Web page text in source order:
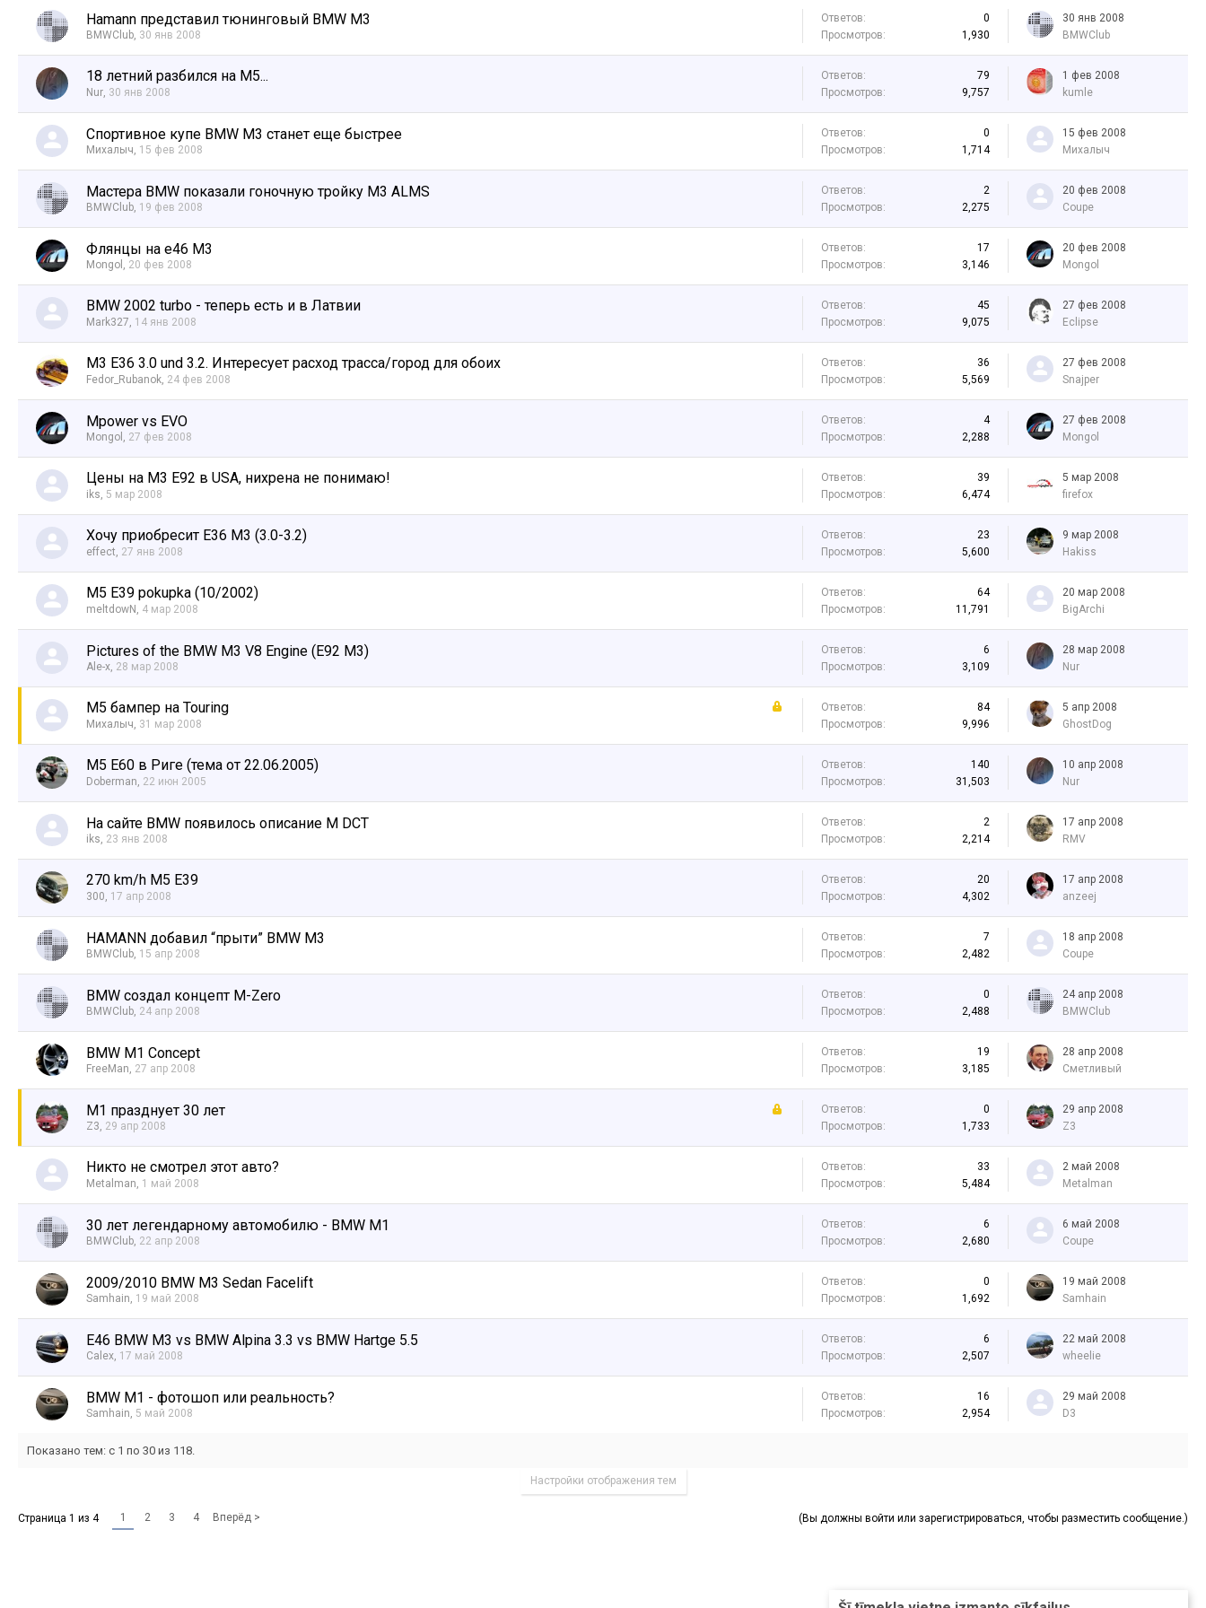
Hamann представил тюнинговый BMW M3
BMWClub, 30 янв 2008
Ответов:
0
Просмотров:
1,930
30 янв 2008
BMWClub
18 летний разбился на М5...
Nur, 30 янв 2008
Ответов:
79
Просмотров:
9,757
1 фев 2008
kumle
Спортивное купе BMW M3 станет еще быстрее
Михалыч, 15 фев 2008
Ответов:
0
Просмотров:
1,714
15 фев 2008
Михалыч
Мастера BMW показали гоночную тройку M3 ALMS
BMWClub, 19 фев 2008
Ответов:
2
Просмотров:
2,275
20 фев 2008
Coupe
Флянцы на е46 М3
Mongol , 20 фев 2008
Ответов:
17
Просмотров:
3,146
20 фев 2008
Mongol
BMW 2002 turbo - теперь есть и в Латвии
Mark327, 14 янв 2008
Ответов:
45
Просмотров:
9,075
27 фев 2008
Eclipse
M3 E36 3.0 und 3.2. Интересует расход трасса/город для обоих
Fedor_Rubanok, 24 фев 2008
Ответов:
36
Просмотров:
5,569
27 фев 2008
Snajper
Mpower vs EVO
Mongol , 27 фев 2008
Ответов:
4
Просмотров:
2,288
27 фев 2008
Mongol
Цены на М3 Е92 в USA, нихрена не понимаю!
iks, 5 мар 2008
Ответов:
39
Просмотров:
6,474
5 мар 2008
firefox
Хочу приобресит Е36 М3 (3.0-3.2)
effect, 27 янв 2008
Ответов:
23
Просмотров:
5,600
9 мар 2008
Hakiss
M5 E39 pokupka (10/2002)
meltdowN , 4 мар 2008
Ответов:
64
Просмотров:
11,791
20 мар 2008
BigArchi
Pictures of the BMW M3 V8 Engine (E92 M3)
Ale-x, 28 мар 2008
Ответов:
6
Просмотров:
3,109
28 мар 2008
Nur
M5 бампер на Touring
Михалыч, 31 мар 2008
Ответов:
84
Просмотров:
9,996
5 апр 2008
GhostDog
M5 E60 в Риге (тема от 22.06.2005)
Doberman, 22 июн 2005
Ответов:
140
Просмотров:
31,503
10 апр 2008
Nur
На сайте BMW появилось описание M DCT
iks, 23 янв 2008
Ответов:
2
Просмотров:
2,214
17 апр 2008
RMV
270 km/h M5 E39
300, 17 апр 2008
Ответов:
20
Просмотров:
4,302
17 апр 2008
anzeej
HAMANN добавил “прыти” BMW M3
BMWClub, 15 апр 2008
Ответов:
7
Просмотров:
2,482
18 апр 2008
Coupe
BMW создал концепт M-Zero
BMWClub, 24 апр 2008
Ответов:
0
Просмотров:
2,488
24 апр 2008
BMWClub
BMW M1 Concept
FreeMan, 27 апр 2008
Ответов:
19
Просмотров:
3,185
28 апр 2008
Сметливый
M1 празднует 30 лет
Z3, 29 апр 2008
Ответов:
0
Просмотров:
1,733
29 апр 2008
Z3
Никто не смотрел этот авто?
Metalman, 1 май 2008
Ответов:
33
Просмотров:
5,484
2 май 2008
Metalman
30 лет легендарному автомобилю - BMW M1
BMWClub, 22 апр 2008
Ответов:
6
Просмотров:
2,680
6 май 2008
Coupe
2009/2010 BMW M3 Sedan Facelift
Samhain, 19 май 2008
Ответов:
0
Просмотров:
1,692
19 май 2008
Samhain
E46 BMW M3 vs BMW Alpina 3.3 vs BMW Hartge 5.5
Calex, 17 май 2008
Ответов:
6
Просмотров:
2,507
22 май 2008
wheelie
BMW M1 - фотошоп или реальность?
Samhain, 5 май 2008
Ответов:
16
Просмотров:
2,954
29 май 2008
D3
Показано тем: с 1 по 30 из 118.
Настройки отображения тем
(Вы должны войти или зарегистрироваться, чтобы разместить сообщение.)
Страница 1 из 4 1 2 3 4 Вперёд >